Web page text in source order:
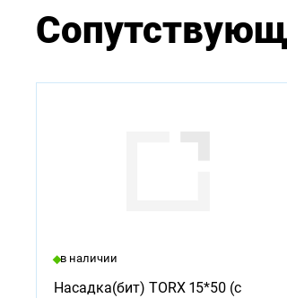
в наличии
Насадка(бит) TORX 15*50 (с